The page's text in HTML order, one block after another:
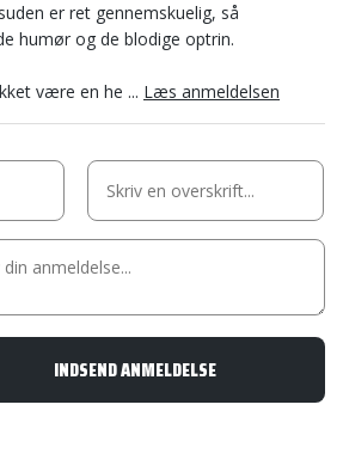
er ret gennemskuelig, så
humør og de blodige optrin.
være en he ... Læs anmeldelsen